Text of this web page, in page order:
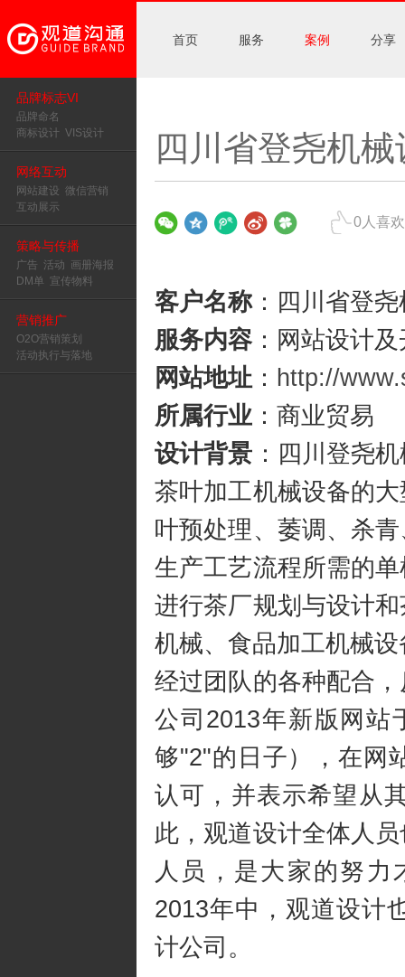
首页 服务 案例 分享
品牌标志VI
品牌命名
商标设计 VIS设计
网络互动
网站建设 微信营销
互动展示
策略与传播
广告 活动 画册海报
DM单 宣传物料
营销推广
O2O营销策划
活动执行与落地
四川省登尧机
0 人喜欢
客户名称：四川省登
服务内容：网站设计及
网站地址 ： http://
所属行业 ：商业贸易
设计背景 ：四川登尧
茶叶加工机械设备的
叶预处理、萎调、杀
生产工艺流程所需的
进行茶厂规划与设计
机械、食品加工机械
经过团队的各种配合
公司2013年新版网站
够"2"的日子），在网
认可，并表示希望从
此，观道设计全体人
人员，是大家的努
2013年中，观道设计
计公司。